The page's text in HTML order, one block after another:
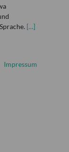
[…]
Impressum